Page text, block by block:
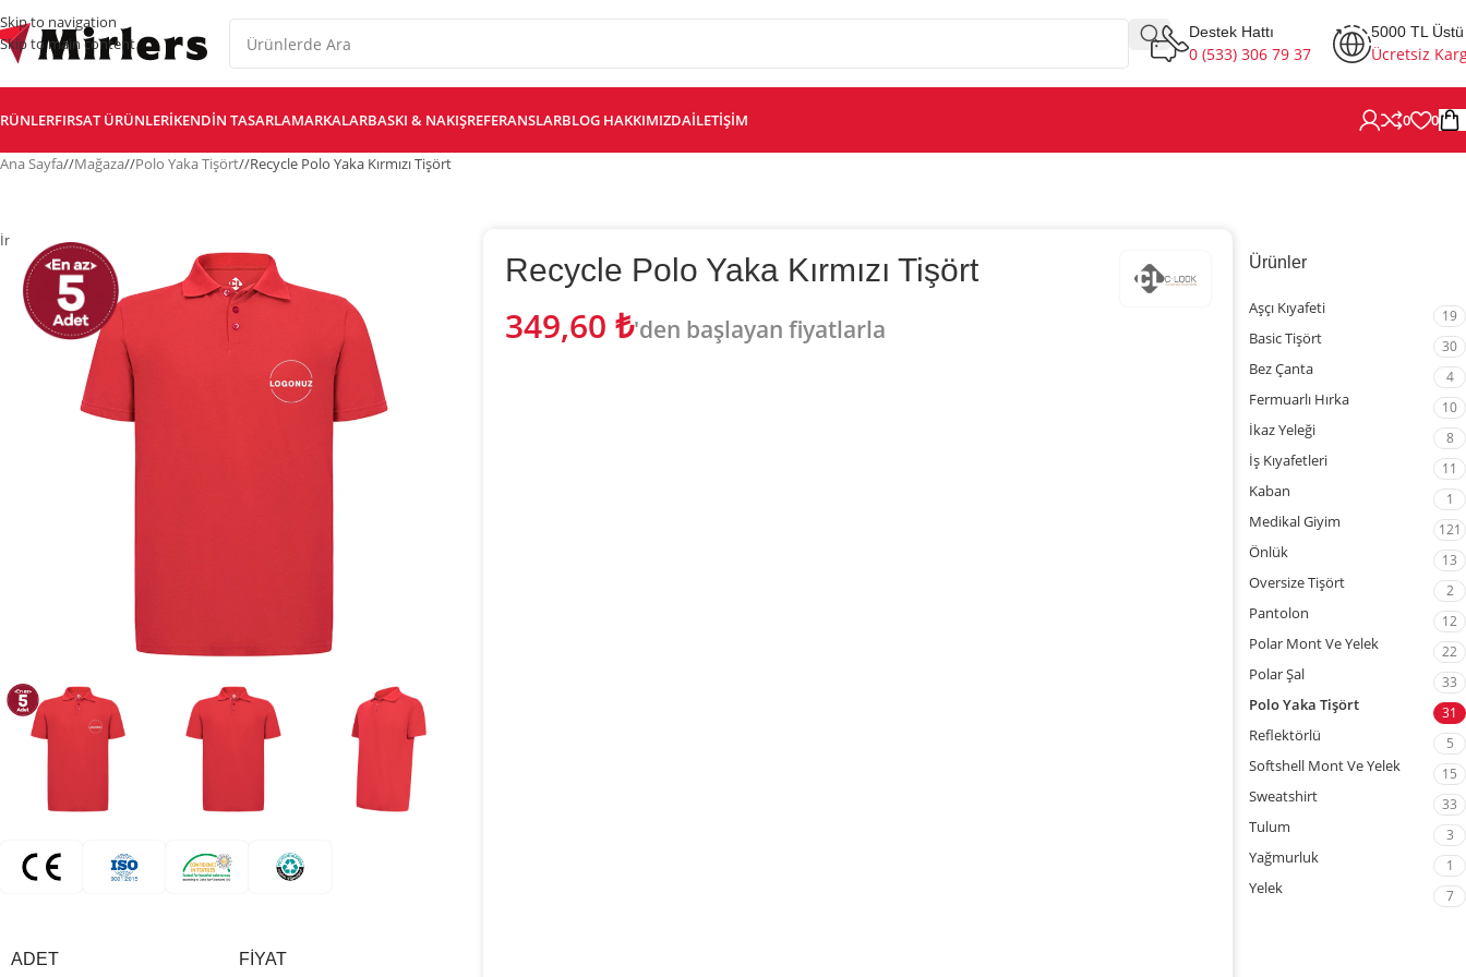
Skip to navigation
Skip to main content
Destek Hattı
0 (533) 306 79 37
5000 TL Üstü
Ücretsiz
FIRSAT ÜRÜNLERIKENDIN TASARLAMARKALARBASKI & NAKIŞREFERANSLARBLOG HAKKIMIZDAİLETIŞIM 0 0
Ana Sayfa/ Mağaza/ Polo Yaka Tişört/ Recycle Polo Yaka Kırmızı Tişört
İndirim
ADET FIYAT
Recycle Polo Yaka Kırmızı Tişört
349,60 ₺'den başlayan fiyatlarla
Ürünler
Aşçı Kıyafeti 19
Basic Tişört 30
Bez Çanta 4
Fermuarlı Hırka 10
İkaz Yeleği 8
İş Kıyafetleri 11
Kaban 1
Medikal Giyim 121
Önlük 13
Oversize Tişört 2
Pantolon 12
Polar Mont Ve Yelek 22
Polar Şal 33
Polo Yaka Tişört 31
Reflektörlü 5
Softshell Mont Ve Yelek 15
Sweatshirt 33
Tulum 3
Yağmurluk 1
Yelek 7